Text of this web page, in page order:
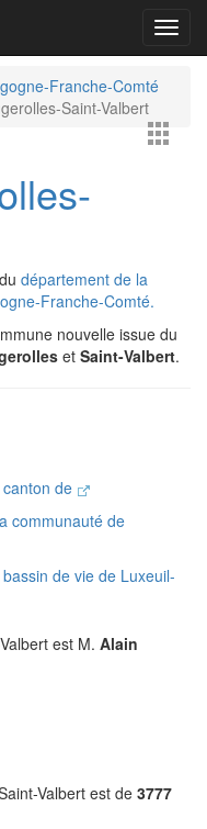
Franche-Comté
Saint-Valbert
département de la
Franche-Comté.
nouvelle issue du
et Saint-Valbert.
canton de
communauté de
bassin de vie de Luxeuil-
est M. Alain
Valbert est de3777